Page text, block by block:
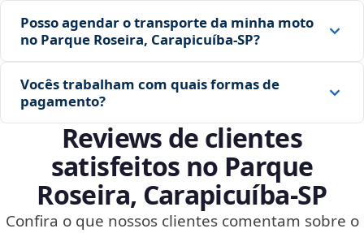
Posso agendar o transporte da minha moto
no Parque Roseira, Carapicuíba‑SP?
Vocês trabalham com quais formas de
pagamento?
Reviews de clientes
satisfeitos no Parque
Roseira, Carapicuíba‑SP
Confira o que nossos clientes comentam sobre o